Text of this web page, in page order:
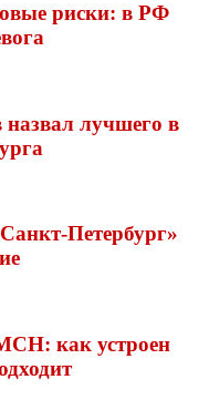
риски: в РФ
назвал лучшего в
Петербург»
как устроен